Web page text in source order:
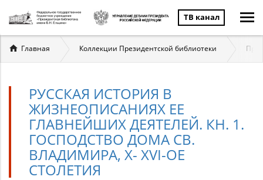
ТВ канал
Вы
здесь
Главная Коллекции Президентской библиотеки
РУССКАЯ ИСТОРИЯ В
ЖИЗНЕОПИСАНИЯХ ЕЕ
ГЛАВНЕЙШИХ ДЕЯТЕЛЕЙ. КН. 1.
ГОСПОДСТВО ДОМА СВ.
ВЛАДИМИРА, X- XVI-ОЕ
СТОЛЕТИЯ